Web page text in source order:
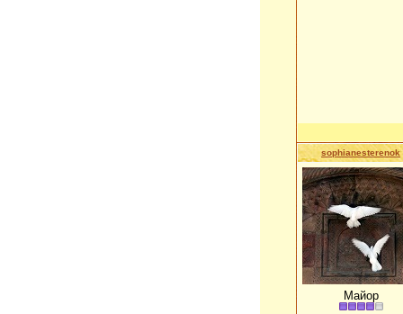
sophianesterenok
Майор